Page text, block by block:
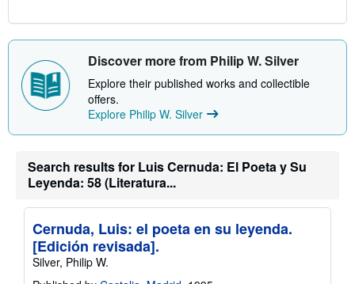
Discover more from Philip W. Silver
Explore their published works and collectible
offers.
Explore Philip W. Silver
Search results for Luis Cernuda: El Poeta y Su
Leyenda: 58 (Literatura...
Cernuda, Luis: el poeta en su leyenda.
[Edición revisada].
Silver, Philip W.